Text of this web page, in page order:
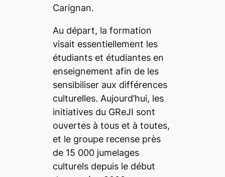
Carignan.
Au départ, la formation
visait essentiellement les
étudiants et étudiantes en
enseignement afin de les
sensibiliser aux différences
culturelles. Aujourd’hui, les
initiatives du GReJI sont
ouvertes à tous et à toutes,
et le groupe recense près
de 15 000 jumelages
culturels depuis le début